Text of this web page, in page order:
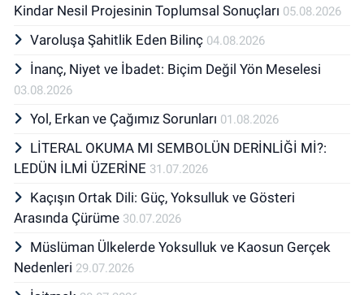
Kindar Nesil Projesinin Toplumsal Sonuçları 05.08.2026
Varoluşa Şahitlik Eden Bilinç 04.08.2026
İnanç, Niyet ve İbadet: Biçim Değil Yön Meselesi
03.08.2026
Yol, Erkan ve Çağımız Sorunları 01.08.2026
LİTERAL OKUMA MI SEMBOLÜN DERİNLİĞİ Mİ?:
LEDÜN İLMİ ÜZERİNE 31.07.2026
Kaçışın Ortak Dili: Güç, Yoksulluk ve Gösteri
Arasında Çürüme 30.07.2026
Müslüman Ülkelerde Yoksulluk ve Kaosun Gerçek
Nedenleri 29.07.2026